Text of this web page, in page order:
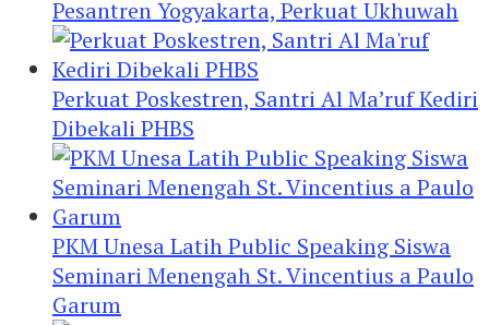
Pesantren Yogyakarta, Perkuat Ukhuwah
Perkuat Poskestren, Santri Al Ma’ruf Kediri
Dibekali PHBS
PKM Unesa Latih Public Speaking Siswa
Seminari Menengah St. Vincentius a Paulo
Garum